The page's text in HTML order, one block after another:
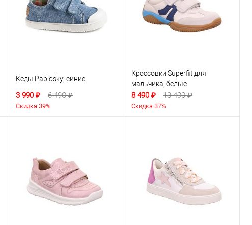
Кеды Pablosky, синие
3 990 ₽ 6 490 ₽
Скидка 39%
Кроссовки Superfit для
мальчика, белые
8 490 ₽ 13 490 ₽
Скидка 37%